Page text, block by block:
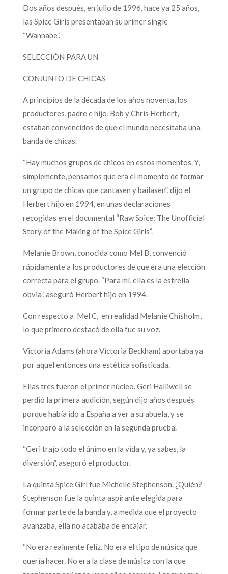
Dos años después, en julio de 1996, hace ya 25 años,
las Spice Girls presentaban su primer single
“Wannabe”.
SELECCIÓN PARA UN
CONJUNTO DE CHICAS
A principios de la década de los años noventa, los
productores, padre e hijo, Bob y Chris Herbert,
estaban convencidos de que el mundo necesitaba una
banda de chicas.
“Hay muchos grupos de chicos en estos momentos. Y,
simplemente, pensamos que era el momento de formar
un grupo de chicas que cantasen y bailasen”, dijo el
Herbert hijo en 1994, en unas declaraciones
recogidas en el documental “Raw Spice: The Unofficial
Story of the Making of the Spice Girls”.
Melanie Brown, conocida como Mel B, convenció
rápidamente a los productores de que era una elección
correcta para el grupo. “Para mí, ella es la estrella
obvia”, aseguró Herbert hijo en 1994.
Con respecto a Mel C, en realidad Melanie Chisholm,
lo que primero destacó de ella fue su voz.
Victoria Adams (ahora Victoria Beckham) aportaba ya
por aquel entonces una estética sofisticada.
Ellas tres fueron el primer núcleo. Geri Halliwell se
perdió la primera audición, según dijo años después
porque había ido a España a ver a su abuela, y se
incorporó a la selección en la segunda prueba.
“Geri trajo todo el ánimo en la vida y, ya sabes, la
diversión”, aseguró el productor.
La quinta Spice Girl fue Michelle Stephenson. ¿Quién?
Stephenson fue la quinta aspirante elegida para
formar parte de la banda y, a medida que el proyecto
avanzaba, ella no acababa de encajar.
“No era realmente feliz. No era el tipo de música que
quería hacer. No era la clase de música con la que